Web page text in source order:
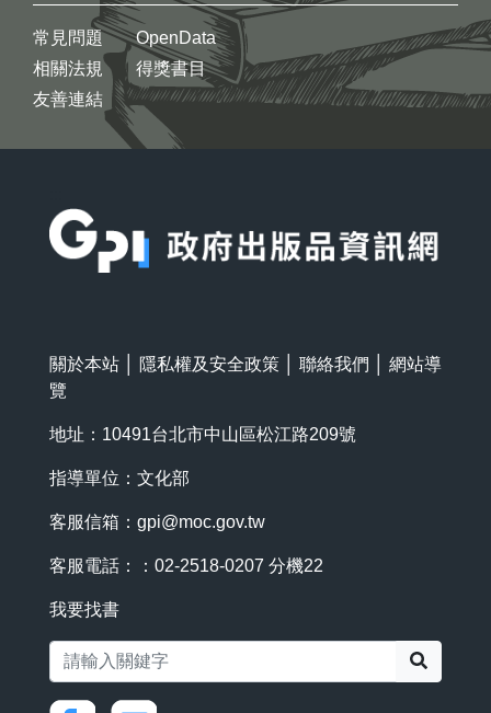
常見問題
相關法規
友善連結
OpenData
得獎書目
關於本站 隱私權及安全政策 聯絡我們
網站導
覽
地址：10491台北市中山區松江路209號
指導單位：文化部
客服信箱： gpi@moc.gov.tw
客服電話：：02-2518-0207 分機22
我要找書